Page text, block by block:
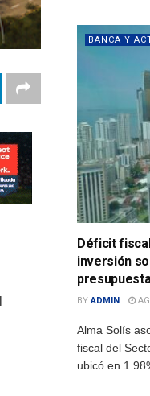
BANCA Y
Déficit
inversión
BY ADMIN
Alma Solís
fiscal del
ubicó en